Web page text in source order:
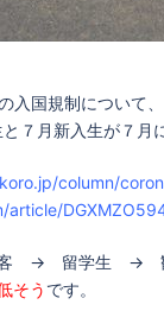
国規制について
７月新入生が７月
column/
客 → 留学生 → 観
そう です。